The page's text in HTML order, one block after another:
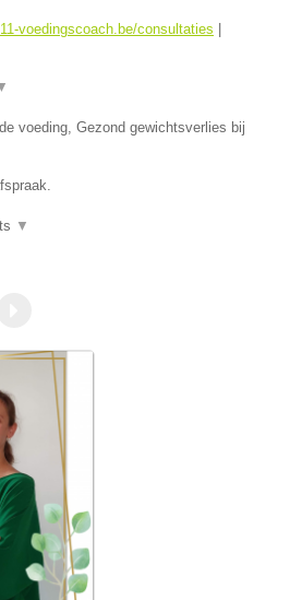
voedingscoach.be/consultaties
voeding, Gezond gewichtsverlies bij
▼